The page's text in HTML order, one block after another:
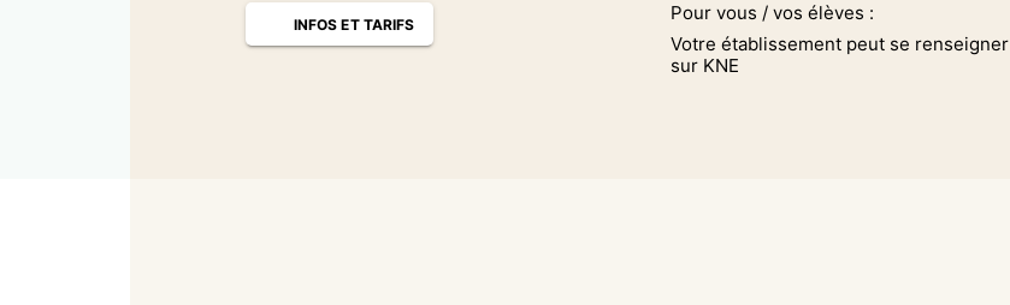
INFOS ET TARIFS
Pour vous / vos élèves :
Votre établissement peut se renseigner
sur KNE